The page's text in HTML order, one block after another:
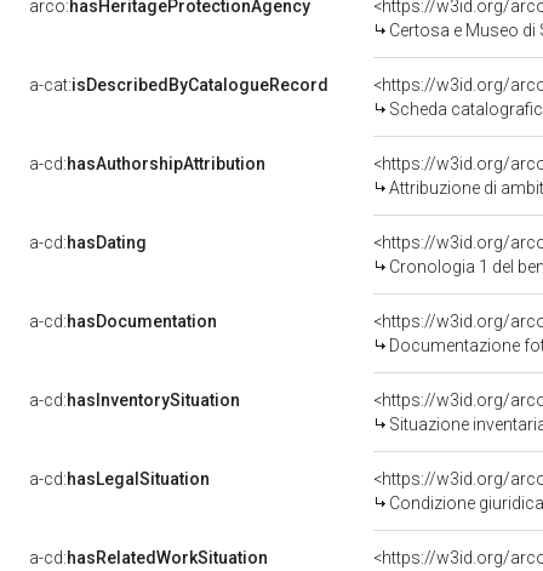
arco:hasHeritageProtectionAgency
<https://w3id.org/
Certosa e Museo di
a-cat:isDescribedByCatalogueRecord
<https://w3id.org/
Scheda
a-cd:hasAuthorshipAttribution
<https://w3id.org/
Attribuzione di
a-cd:hasDating
<https://w3id.org/
Cronologia 1 del
a-cd:hasDocumentation
Documentazione
a-cd:hasInventorySituation
<https://w3id.org/
Situazione
a-cd:hasLegalSituation
<https://w3id.org/
Condizione
a-cd:hasRelatedWorkSituation
<https://w3id.org/